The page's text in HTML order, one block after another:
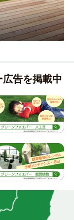
告を掲載中